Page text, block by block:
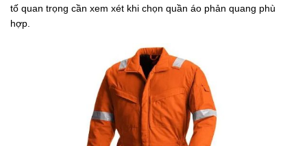
tố quan trọng cần xem xét khi chọn quần áo phản quang phù
hợp.